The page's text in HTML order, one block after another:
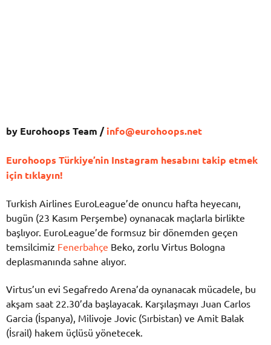
by Eurohoops Team /info@eurohoops.net
Eurohoops Türkiye’nin Instagram hesabını takip etmek
için tıklayın!
Turkish Airlines EuroLeague’de onuncu hafta heyecanı,
bugün (23 Kasım Perşembe) oynanacak maçlarla birlikte
başlıyor. EuroLeague’de formsuz bir dönemden geçen
temsilcimiz Fenerbahçe Beko, zorlu Virtus Bologna
deplasmanında sahne alıyor.
Virtus’un evi Segafredo Arena’da oynanacak mücadele, bu
akşam saat 22.30’da başlayacak. Karşılaşmayı Juan Carlos
Garcia (İspanya), Milivoje Jovic (Sırbistan) ve Amit Balak
(İsrail) hakem üçlüsü yönetecek.